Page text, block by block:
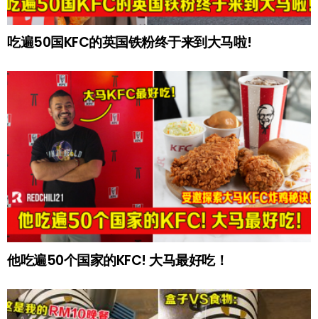
吃遍50国KFC的英国铁粉终于来到大马啦!
他吃遍50个国家的KFC! 大马最好吃！